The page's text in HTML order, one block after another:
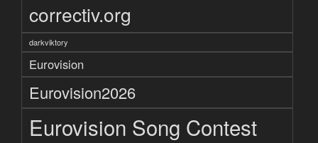
correctiv.org
darkviktory
Eurovision
Eurovision2026
Eurovision Song Contest